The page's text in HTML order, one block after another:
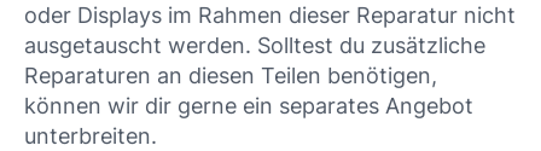
oder Displays im Rahmen dieser Reparatur nicht
ausgetauscht werden. Solltest du zusätzliche
Reparaturen an diesen Teilen benötigen,
können wir dir gerne ein separates Angebot
unterbreiten.